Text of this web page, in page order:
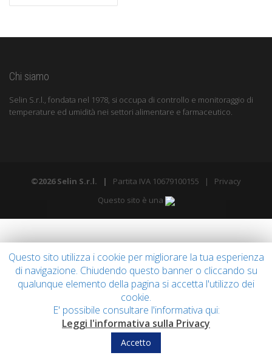
Chi siamo
Selin S.r.l., fondata nel 1978, si occupa di controllo e monitoraggio di
temperature ed umidità nei settori alimentare e farmaceutico.
©2026 Selin S.r.l. | Partita IVA 10679100155 | Privacy
Questo sito è una
Questo sito utilizza i cookie per migliorare la tua esperienza
di navigazione. Chiudendo questo banner o cliccando su
qualunque elemento della pagina si accetta l'utilizzo dei
cookie.
E' possibile consultare l'informativa qui:
Leggi l'informativa sulla Privacy
Accetto